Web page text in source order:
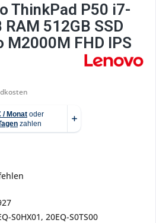
ThinkPad P50 i7-
512GB SSD
M2000M FHD IPS
S0HX01, 20EQ-S0TS00